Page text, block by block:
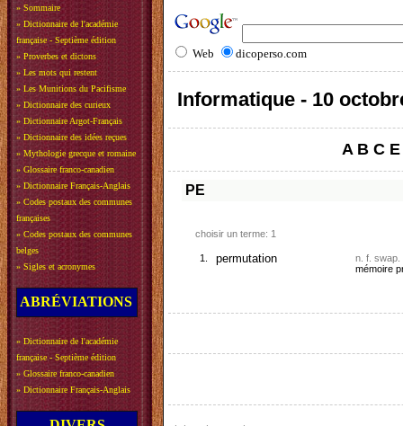
» Sommaire
» Dictionnaire de l'académie
française - Septième édition
» Proverbes et dictons
» Les mots qui restent
» Les Munitions du Pacifisme
» Dictionnaire des curieux
» Dictionnaire Argot-Français
» Dictionnaire des idées reçues
» Mythologie grecque et romaine
» Glossaire franco-canadien
» Dictionnaire Français-Anglais
» Codes postaux des communes
françaises
» Codes postaux des communes
belges
» Sigles et acronymes
ABRÉVIATIONS
» Dictionnaire de l'académie
française - Septième édition
» Glossaire franco-canadien
» Dictionnaire Français-Anglais
Web dicoperso.com
Informatique - 10
A B C E
PE
choisir un terme: 1
1. permutation n. f. swap.
mémoire